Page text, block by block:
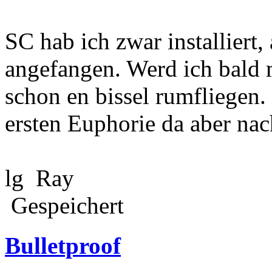
SC hab ich zwar
angefangen. Werd ich bald
schon en bissel
ersten Euphorie da aber
lg Ray
Gespeichert
Bulletproof